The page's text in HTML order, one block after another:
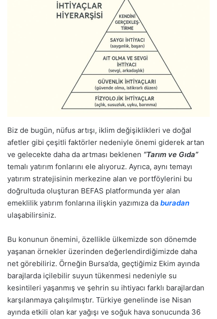
Biz de bugün, nüfus artışı, iklim değişiklikleri ve doğal
afetler gibi çeşitli faktörler nedeniyle önemi giderek artan
ve gelecekte daha da artması beklenen “Tarım ve Gıda”
temalı yatırım fonlarını ele alıyoruz. Ayrıca, aynı temayı
yatırım stratejisinin merkezine alan ve portföylerini bu
doğrultuda oluşturan BEFAS platformunda yer alan
emeklilik yatırım fonlarına ilişkin yazımıza da buradan
ulaşabilirsiniz.
Bu konunun önemini, özellikle ülkemizde son dönemde
yaşanan örnekler üzerinden değerlendirdiğimizde daha
net görebiliriz. Örneğin Bursa’da, geçtiğimiz Ekim ayında
barajlarda içilebilir suyun tükenmesi nedeniyle su
kesintileri yaşanmış ve şehrin su ihtiyacı farklı barajlardan
karşılanmaya çalışılmıştır. Türkiye genelinde ise Nisan
ayında etkili olan kar yağışı ve soğuk hava sonucunda 36